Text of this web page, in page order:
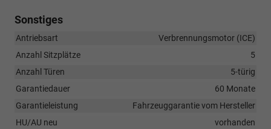
Sonstiges
Antriebsart
Verbrennungsmotor (ICE)
Anzahl Sitzplätze
5
Anzahl Türen
5-türig
Garantiedauer
60 Monate
Garantieleistung
Fahrzeuggarantie vom Hersteller
HU/AU neu
vorhanden